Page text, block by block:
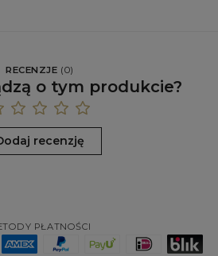
RECENZJE (0)
o tym produkcie?
recenzję
PŁATNOŚCI